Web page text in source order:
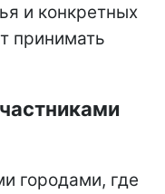
и конкретных
принимать
городами, где